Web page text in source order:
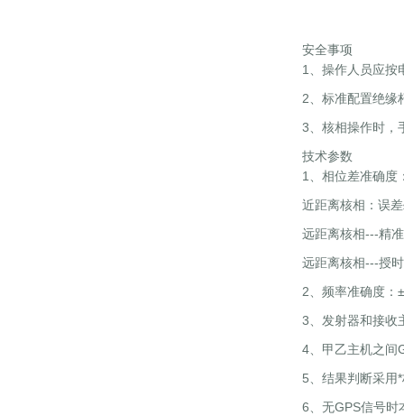
安全事项
1、操作人员应按
2、标准配置绝缘
3、核相操作时，
技术参数
1、相位差准确度
近距离核相：误
远距离核相---精
远距离核相---授
2、频率准确度：
3、发射器和接收
4、甲乙主机之间
5、结果判断采用
6、无GPS信号时